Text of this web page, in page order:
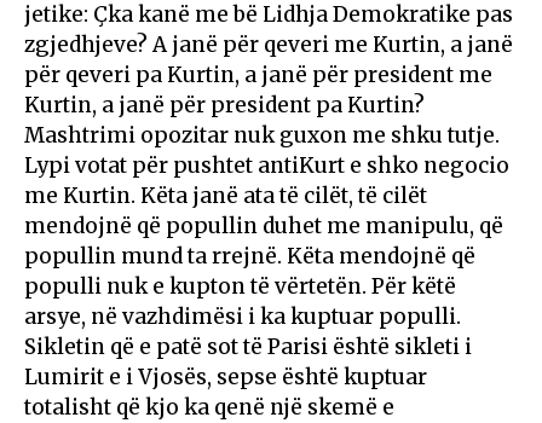
jetike: Çka kanë me bë Lidhja Demokratike pas
zgjedhjeve? A janë për qeveri me Kurtin, a janë
për qeveri pa Kurtin, a janë për president me
Kurtin, a janë për president pa Kurtin?
Mashtrimi opozitar nuk guxon me shku tutje.
Lypi votat për pushtet antiKurt e shko negocio
me Kurtin. Këta janë ata të cilët, të cilët
mendojnë që popullin duhet me manipulu, që
popullin mund ta rrejnë. Këta mendojnë që
populli nuk e kupton të vërtetën. Për këtë
arsye, në vazhdimësi i ka kuptuar populli.
Sikletin që e patë sot të Parisi është sikleti i
Lumirit e i Vjosës, sepse është kuptuar
totalisht që kjo ka qenë një skemë e